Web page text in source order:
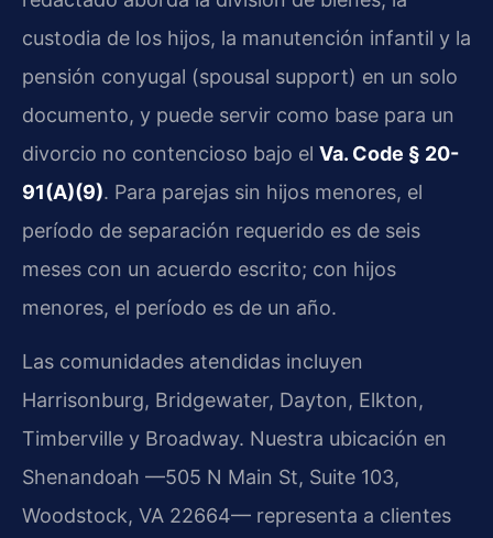
custodia de los hijos, la manutención infantil y la
pensión conyugal (spousal support) en un solo
documento, y puede servir como base para un
divorcio no contencioso bajo el Va. Code § 20-
91(A)(9). Para parejas sin hijos menores, el
período de separación requerido es de seis
meses con un acuerdo escrito; con hijos
menores, el período es de un año.
Las comunidades atendidas incluyen
Harrisonburg, Bridgewater, Dayton, Elkton,
Timberville y Broadway. Nuestra ubicación en
Shenandoah —505 N Main St, Suite 103,
Woodstock, VA 22664— representa a clientes